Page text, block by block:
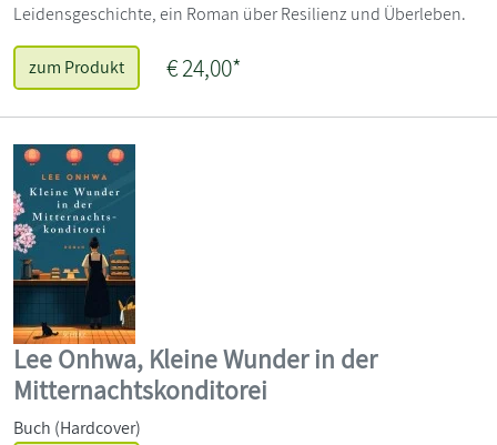
Leidensgeschichte, ein Roman über Resilienz und Überleben.
zum Produkt € 24,00*
Lee Onhwa, Kleine Wunder in der
Mitternachtskonditorei
Buch (Hardcover)